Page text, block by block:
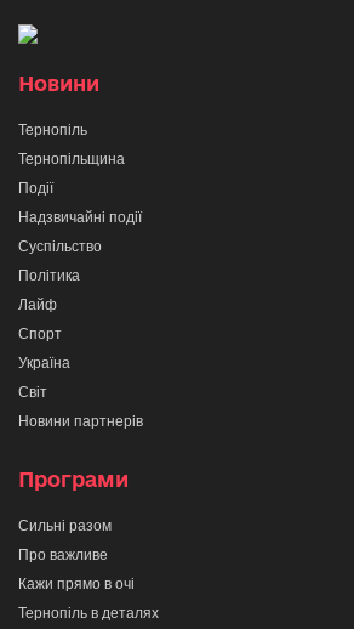
Новини
Тернопіль
Тернопільщина
Події
Надзвичайні події
Суспільство
Політика
Лайф
Спорт
Україна
Світ
Новини партнерів
Програми
Сильні разом
Про важливе
Кажи прямо в очі
Тернопіль в деталях